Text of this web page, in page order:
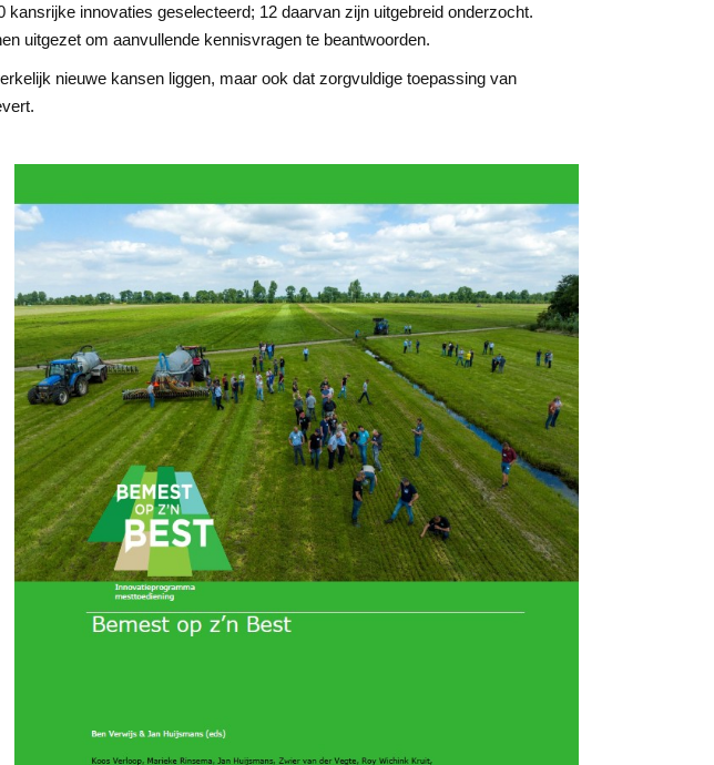
kansrijke innovaties geselecteerd; 12 daarvan zijn uitgebreid onderzocht.
uitgezet om aanvullende kennisvragen te beantwoorden.
nieuwe kansen liggen, maar ook dat zorgvuldige toepassing van